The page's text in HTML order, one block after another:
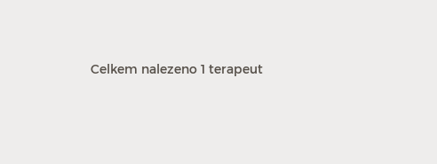
Celkem nalezeno 1 terapeut